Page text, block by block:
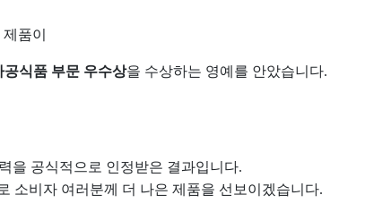
품이
식품 부문 우수상을 수상하는 영예를 안았습니다.
을 공식적으로 인정받은 결과입니다.
소비자 여러분께 더 나은 제품을 선보이겠습니다.